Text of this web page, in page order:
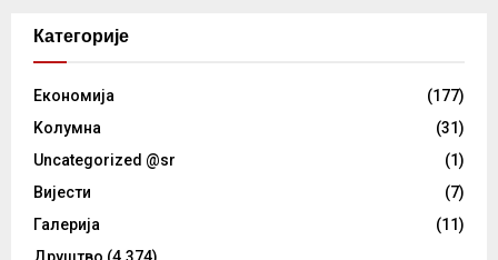
Категорије
Eкономија
(177)
Kолумнa
(31)
Uncategorized @sr
(1)
Вијести
(7)
Галерија
(11)
Друштво (4.374)